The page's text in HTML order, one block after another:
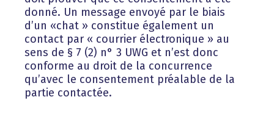
donné. Un message envoyé par le biais
d’un «chat » constitue également un
contact par « courrier électronique » au
sens de § 7 (2) n° 3 UWG et n’est donc
conforme au droit de la concurrence
qu’avec le consentement préalable de la
partie contactée.